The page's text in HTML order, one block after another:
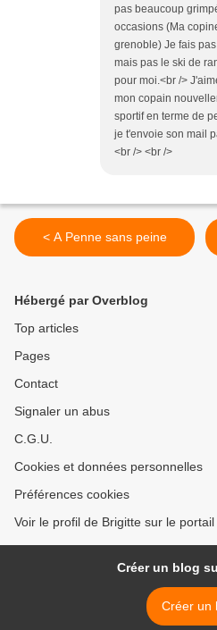
pas beaucoup
occasions (Ma
grenoble) Je fais
mais pas le ski de
pour moi.<br />
mon copain
sportif en terme de
je t'envoie son mail
<br /> <br />
< A Penne sans peine
Hébergé par Overblog
Top articles
Pages
Contact
Signaler un abus
C.G.U.
Cookies et données personnelles
Préférences cookies
Voir le profil de Brigitte sur le
Créer un blog
Créer un